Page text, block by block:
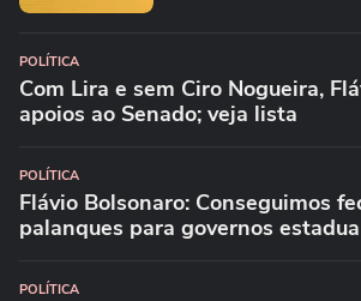
POLÍTICA
Com Lira e sem Ciro Nogueira,
apoios ao Senado; veja lista
POLÍTICA
Flávio Bolsonaro: Conseguimos
palanques para governos
POLÍTICA